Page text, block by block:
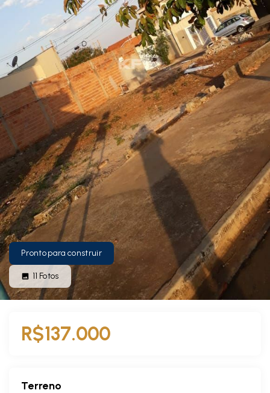
Pronto para construir
11 Fotos
R$137.000
Terreno